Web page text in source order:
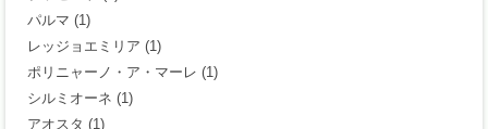
パルマ (1)
レッジョエミリア (1)
ポリニャーノ・ア・マーレ (1)
シルミオーネ (1)
アオスタ (1)